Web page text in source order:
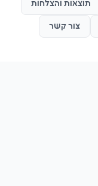
תוצאות והצלחות
צור קשר